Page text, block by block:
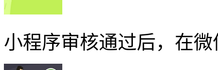
小程序审核通过后，在